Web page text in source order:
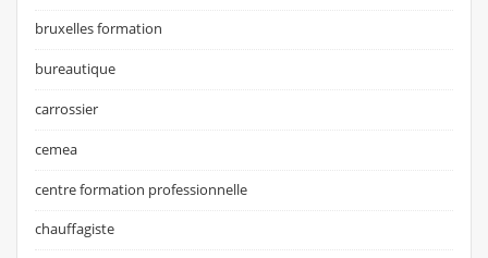
bruxelles formation
bureautique
carrossier
cemea
centre formation professionnelle
chauffagiste